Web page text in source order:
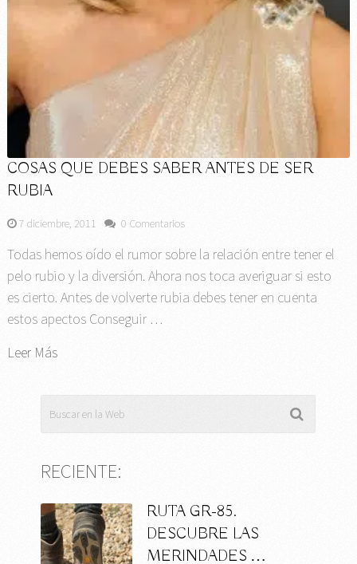
COSAS QUE DEBES SABER ANTES DE SER
RUBIA
7 diciembre, 2011 0 Comentarios
Todas hemos oído el rumor sobre la relación entre tener el
pelo rubio y la diversión. Ahora nos toca averiguar si esto
es cierto. Antes de volverte rubia debes tener en cuenta
estos apectos Conseguir …
Leer Más
RECIENTE:
RUTA GR-85.
DESCUBRE LAS
MERINDADES …